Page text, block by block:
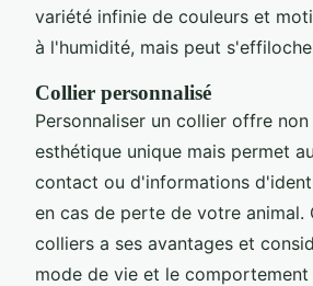
variété infinie de couleurs et
à l'humidité, mais peut
Collier personnalisé
Personnaliser un collier offre
esthétique unique mais permet
contact ou d'informations
en cas de perte de votre animal.
colliers a ses avantages et
mode de vie et le